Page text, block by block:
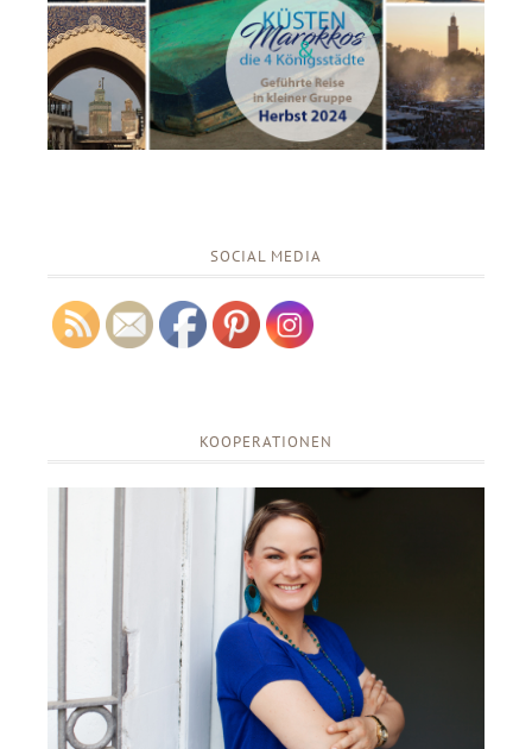
SOCIAL MEDIA
KOOPERATIONEN